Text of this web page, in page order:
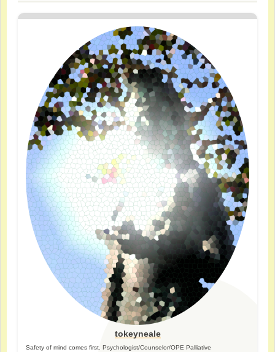
tokeyneale
Safety of mind comes first. Psychologist/Counselor/OPE Palliative